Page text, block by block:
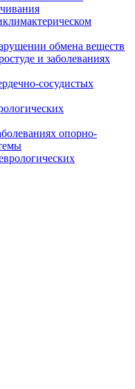
обмена веществ
и заболеваниях
сосудистых
опорно-